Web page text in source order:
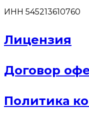
ИНН 545213610760
Лицензия
Договор
Политика